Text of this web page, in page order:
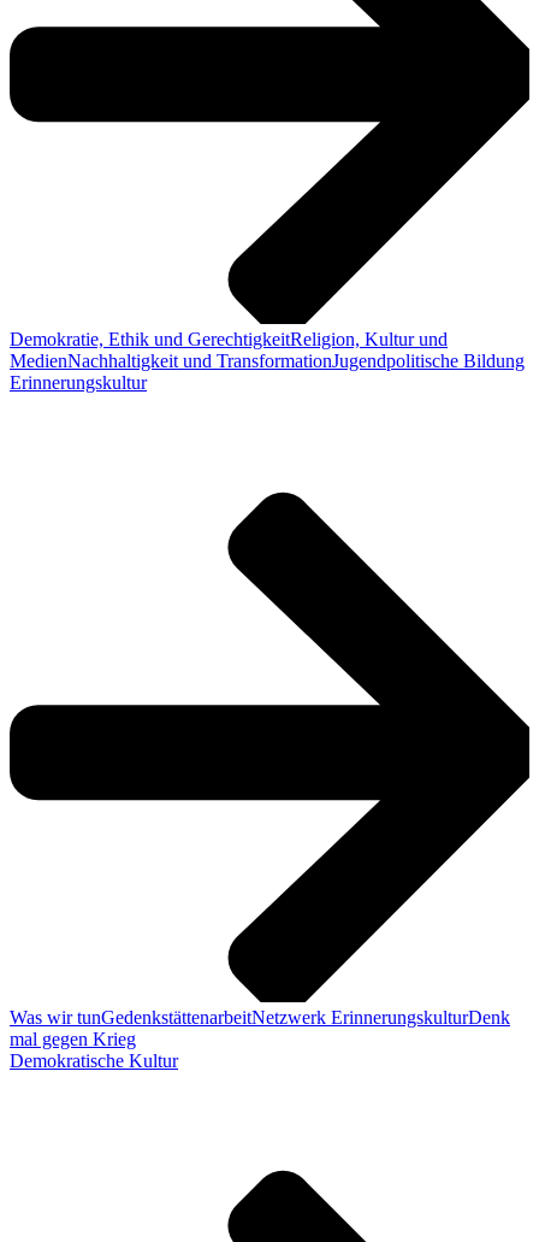
Demokratie, Ethik und GerechtigkeitReligion, Kultur und
MedienNachhaltigkeit und TransformationJugendpolitische Bildung
Erinnerungskultur
Was wir tunGedenkstättenarbeitNetzwerk ErinnerungskulturDenk
mal gegen Krieg
Demokratische Kultur